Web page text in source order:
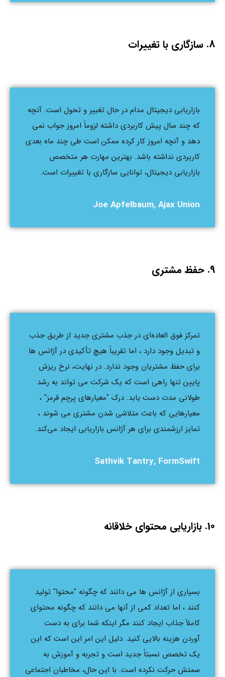
8. سازگاری با تغییرات
بازاریابی دیجیتال مدام در حال تغییر و تحول است. آنچه
که چند سال پیش کاربردی داشته لزوماً امروز جواب نمی
دهد و آنچه امروز کار کرده ممکن است طی چند ماه بعدی
کاریردی نداشته باشد. بهترین مهارت هر متخصص
بازاریابی دیجیتال، توانایی سازگاری با تغییرات است.
Joe Apfelbaum, Ajax Union
9. حفظ مشتری
تمرکز فوق العاده‌ای در جذب مشتری جدید از طریق جذب
و تبدیل وجود دارد ، اما تقریباً هیچ تأکیدی در آژانس ها
برای حفظ مشتریان وجود ندارد. در نهایت، نرخ ریزش
پایین تنها راهی است که یک شرکت می تواند به رشد
طولانی مدت دست یابد. درک "معیارهای پرچم قرمز" ،
معیارهایی که باعث متلاشی شدن مشتری می شوند ،
تمایز ارزشمندی برای هر آژانس بازاریابی ایجاد می‌کند.
Sathvik Tantry, FormSwift
10. بازاریابی محتوای خلاقانه
بسیاری از آژانس ها می دانند که چگونه "محتوا" تولید
کنند ، اما تعداد کمی از آنها می دانند که چگونه محتوای
کاملاً جذاب ایجاد کنند مگر اینکه شما برای به دست
آوردن هزینه بالایی کنید. دلیل این امر این است که این
یک تخصص نسبتاً جدید است و تجربه و آموزش به
سمتش حرکت نکرده است. با این حال، مخاطبان اجتماعی